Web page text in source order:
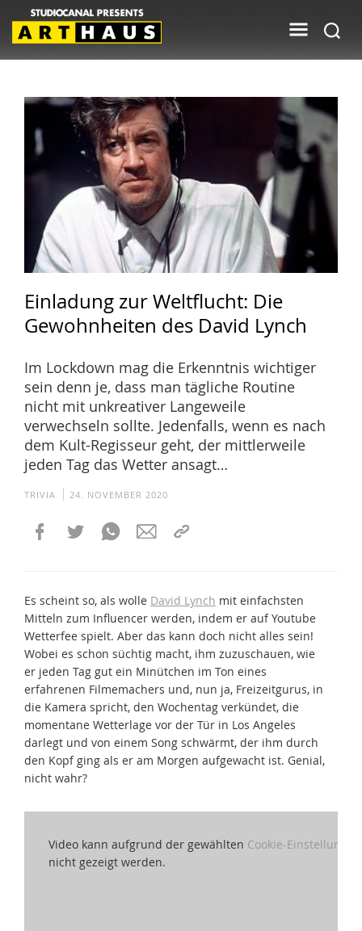
Einladung zur Weltflucht: Die
Gewohnheiten des David Lynch
Im Lockdown mag die Erkenntnis wichtiger
sein denn je, dass man tägliche Routine
nicht mit unkreativer Langeweile
verwechseln sollte. Jedenfalls, wenn es nach
dem Kult-Regisseur geht, der mittlerweile
jeden Tag das Wetter ansagt…
TRIVIA 24. NOVEMBER 2020
Es scheint so, als wolle David Lynch mit einfachsten
Mitteln zum Influencer werden, indem er auf Youtube
Wetterfee spielt. Aber das kann doch nicht alles sein!
Wobei es schon süchtig macht, ihm zuzuschauen, wie
er jeden Tag gut ein Minütchen im Ton eines
erfahrenen Filmemachers und, nun ja, Freizeitgurus, in
die Kamera spricht, den Wochentag verkündet, die
momentane Wetterlage vor der Tür in Los Angeles
darlegt und von einem Song schwärmt, der ihm durch
den Kopf ging als er am Morgen aufgewacht ist. Genial,
nicht wahr?
Video kann aufgrund der gewählten Cookie-Einstellungen
nicht gezeigt werden.